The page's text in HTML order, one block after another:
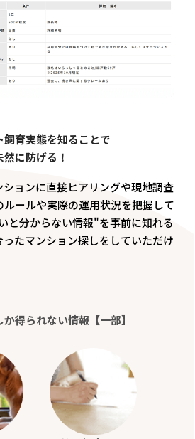
育実態を知ることで
然に防げる！
ションに直接ヒアリングや現地調査
ールや実際の運用状況を把握して
と分からない情報"を事前に知れる
たマンション探しをしていただけ
得られない情報【一部】